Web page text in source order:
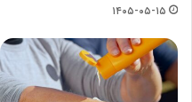
۱۴۰۵-۰۵-۱۵